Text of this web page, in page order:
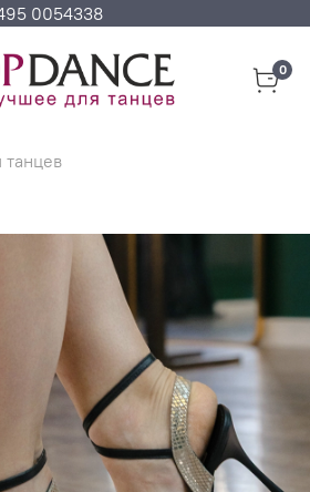
0054338
0
танцев